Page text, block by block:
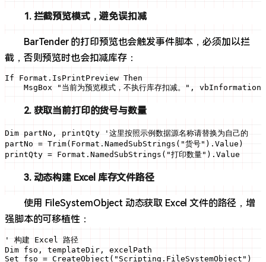
1. 拦截预览模式，避免误扣减
BarTender 的打印预览也会触发事件脚本，必须加以拦
截，否则预览时也会扣减库存：
If Format.IsPrintPreview Then
MsgBox "当前为预览模式，不执行库存扣减。",
2. 获取当前打印的货号与数量
Dim partNo, printQty '这里按照示例数据源名称请替换为自己的
partNo = Trim(Format.NamedSubStrings("货号").Value)
printQty = Format.NamedSubStrings("打印数量").Value
3. 动态构建 Excel 库存文件路径
使用 FileSystemObject 动态获取 Excel 文件的路径，增
强脚本的可移植性：
' 构建 Excel 路径
Dim fso, templateDir, excelPath
Set fso = CreateObject("Scripting.FileSystemObject")